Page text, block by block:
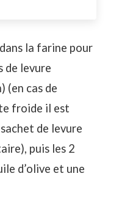
la farine pour
de levure
(en cas de
froide il est
de levure
puis les 2
d’olive et une